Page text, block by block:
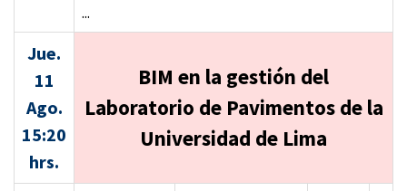
...
Jue.
11
Ago.
15:20
hrs.
BIM en la gestión del
Laboratorio de Pavimentos de la
Universidad de Lima